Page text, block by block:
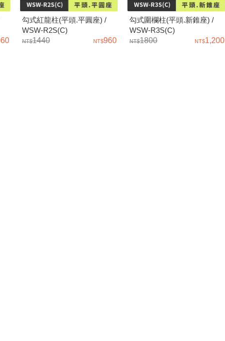
勾式紅龍柱(平頭.平圓座) /
WSW-R2S(C)
1440
960
勾式圍欄柱(平頭.新錐座) /
WSW-R3S(C)
1800
1,200